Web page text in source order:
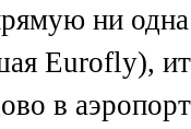
ни
Eurofly),
в